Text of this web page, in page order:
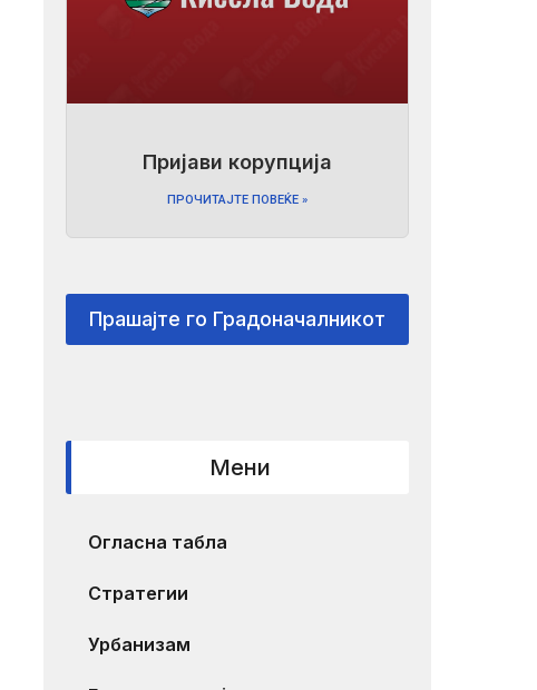
Пријави корупција
ПРОЧИТАЈТЕ ПОВЕЌЕ »
Прашајте го Градоначалникот
Мени
Огласна табла
Стратегии
Урбанизам